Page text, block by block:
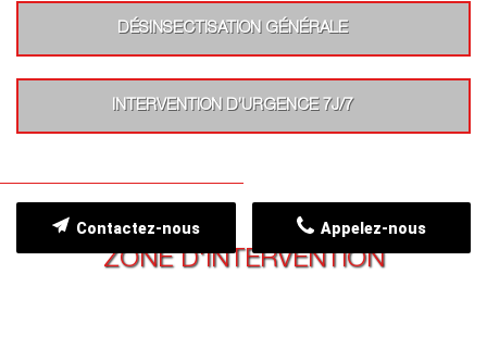
DÉSINSECTISATION GÉNÉRALE
INTERVENTION D’URGENCE 7J/7
ZONE D'INTERVENTION
Appelez-nous
Contactez-nous